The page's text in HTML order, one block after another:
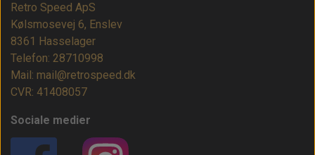
Retro Speed ApS
Kølsmosevej 6, Enslev
8361 Hasselager
Telefon: 28710998
Mail: mail@retrospeed.dk
CVR: 41408057
Sociale medier